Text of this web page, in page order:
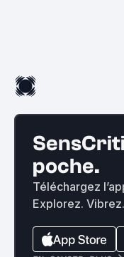
poche.
Téléchargez
Explorez.